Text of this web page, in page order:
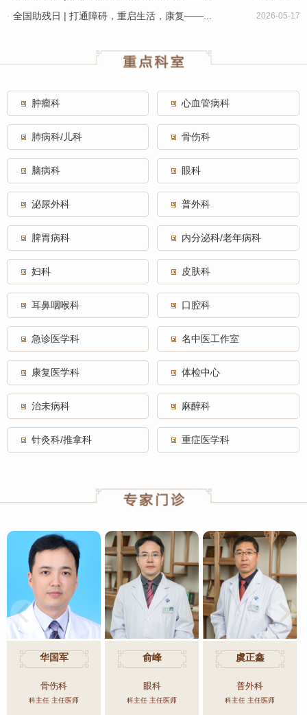
2026-05-17
· 全国助残日 | 打通障碍，重启生活，康复——...
肿瘤科 心血管病科
肺病科/儿科 骨伤科
脑病科 眼科
泌尿外科 普外科
脾胃病科 内分泌科/老年病科
妇科 皮肤科
耳鼻咽喉科 口腔科
急诊医学科 名中医工作室
康复医学科 体检中心
治未病科 麻醉科
针灸科/推拿科 重症医学科
华国军
骨伤科
科主任 主任医师
俞峰
眼科
科主任 主任医师
虞正鑫
普外科
科主任 主任医师